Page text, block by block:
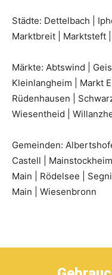
Städte: Dettelbach |
Marktbreit | Marktsteft
Märkte: Abtswind |
Kleinlangheim | Markt
Rüdenhausen |
Wiesentheid |
Gemeinden:
Castell |
Main | Rödelsee |
Main | Wiesenbronn